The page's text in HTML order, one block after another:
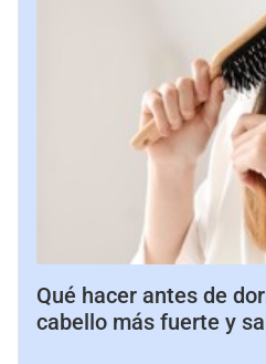
Qué hacer antes de
cabello más fuerte y